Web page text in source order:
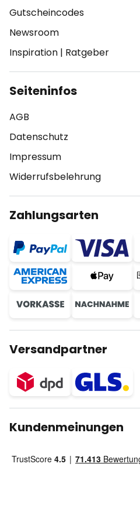
Gutscheincodes
Newsroom
Inspiration | Ratgeber
Seiteninfos
AGB
Datenschutz
Impressum
Widerrufsbelehrung
Zahlungsarten
Versandpartner
Kundenmeinungen